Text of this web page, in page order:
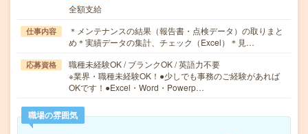
全額支給
仕事内容
＊メンテナンスの結果（報告書・点検データ）の取りまと
め＊実績データの集計、チェック（Excel）＊見…
応募資格
職種未経験OK / ブランクOK / 英語力不要
※業界・職種未経験OK！●少しでも事務のご経験があれば
OKです！●Excel・Word・Powerp…
職場の雰囲気